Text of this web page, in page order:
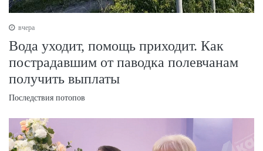
вчера
Вода уходит, помощь приходит. Как
пострадавшим от паводка полевчанам
получить выплаты
Последствия потопов